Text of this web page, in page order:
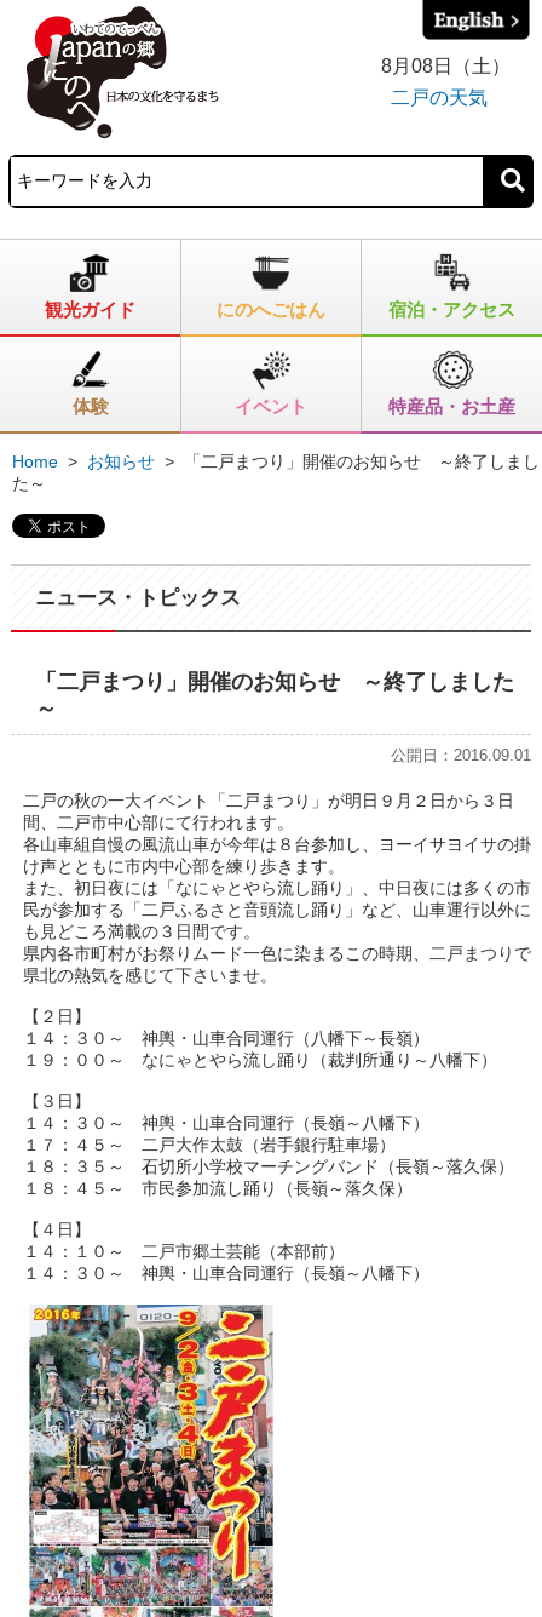
8月08日（土）
二戸の天気
観光ガイド にのへごはん 宿泊・アクセス
体験 イベント 特産品・お土産
Home > お知らせ >
「二戸まつり」開催のお知らせ ～終了しまし
た～
ニュース・トピックス
「二戸まつり」開催のお知らせ ～終了しました
～
公開日：2016.09.01
二戸の秋の一大イベント「二戸まつり」が明日９月２日から３日
間、二戸市中心部にて行われます。
各山車組自慢の風流山車が今年は８台参加し、ヨーイサヨイサの掛
け声とともに市内中心部を練り歩きます。
また、初日夜には「なにゃとやら流し踊り」、中日夜には多くの市
民が参加する「二戸ふるさと音頭流し踊り」など、山車運行以外に
も見どころ満載の３日間です。
県内各市町村がお祭りムード一色に染まるこの時期、二戸まつりで
県北の熱気を感じて下さいませ。
【２日】
１４：３０～ 神輿・山車合同運行（八幡下～長嶺）
１９：００～ なにゃとやら流し踊り（裁判所通り～八幡下）
【３日】
１４：３０～ 神輿・山車合同運行（長嶺～八幡下）
１７：４５～ 二戸大作太鼓（岩手銀行駐車場）
１８：３５～ 石切所小学校マーチングバンド（長嶺～落久保）
１８：４５～ 市民参加流し踊り（長嶺～落久保）
【４日】
１４：１０～ 二戸市郷土芸能（本部前）
１４：３０～ 神輿・山車合同運行（長嶺～八幡下）